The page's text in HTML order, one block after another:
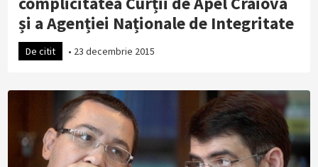
și a Agenției Naționale de Integritate
De citit • 23 decembrie 2015